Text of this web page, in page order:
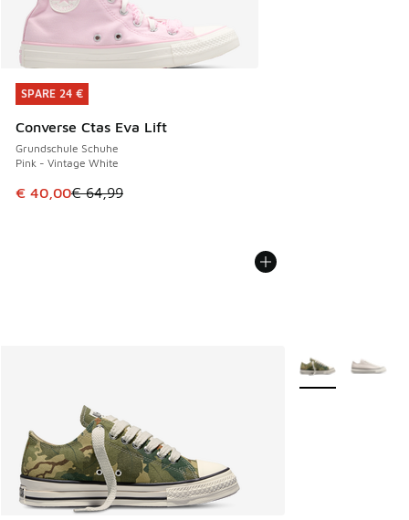
SPARE 24 €
Converse Ctas Eva Lift
Grundschule Schuhe
Pink - Vintage White
Dieser Artikel ist im Sale. Der Preis ist von € 64,99 auf €
€ 40,00€ 64,99
SPARE 24 €
Weitere Farben